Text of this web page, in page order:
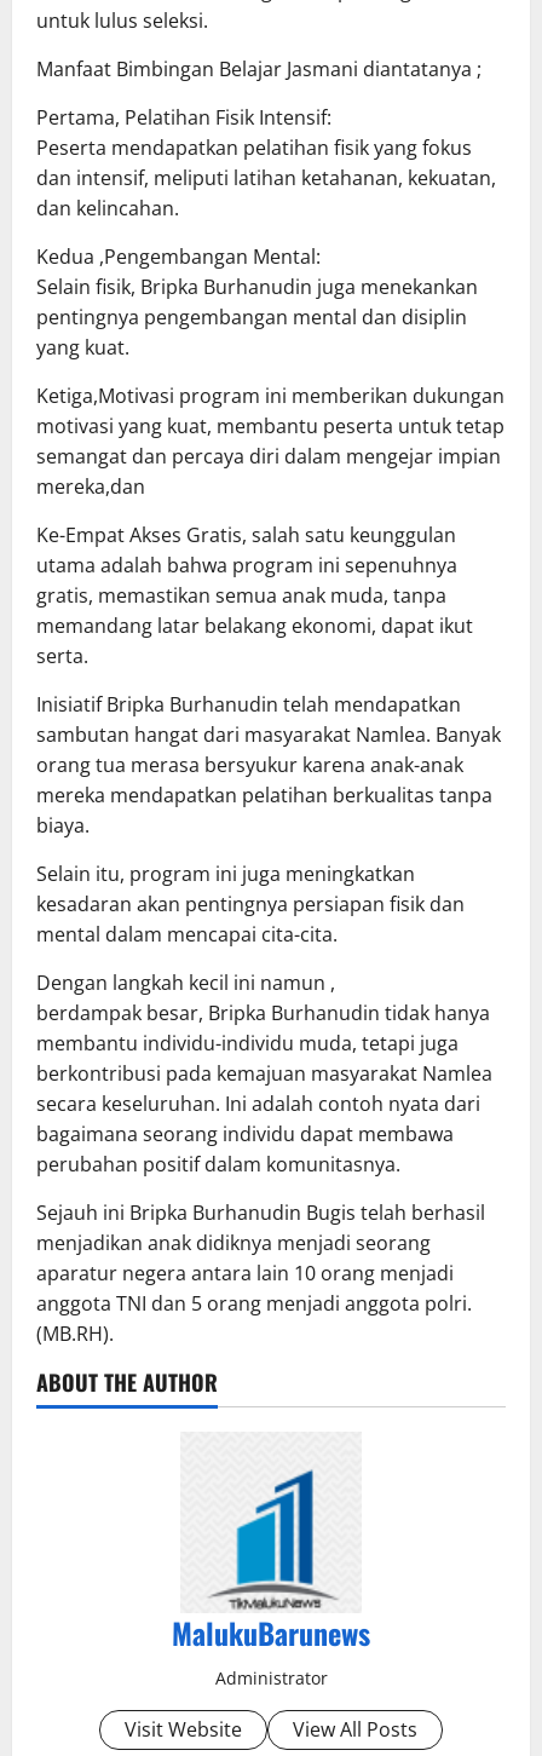
untuk lulus seleksi.
Manfaat Bimbingan Belajar Jasmani diantatanya ;
Pertama, Pelatihan Fisik Intensif:
Peserta mendapatkan pelatihan fisik yang fokus
dan intensif, meliputi latihan ketahanan, kekuatan,
dan kelincahan.
Kedua ,Pengembangan Mental:
Selain fisik, Bripka Burhanudin juga menekankan
pentingnya pengembangan mental dan disiplin
yang kuat.
Ketiga,Motivasi program ini memberikan dukungan
motivasi yang kuat, membantu peserta untuk tetap
semangat dan percaya diri dalam mengejar impian
mereka,dan
Ke-Empat Akses Gratis, salah satu keunggulan
utama adalah bahwa program ini sepenuhnya
gratis, memastikan semua anak muda, tanpa
memandang latar belakang ekonomi, dapat ikut
serta.
Inisiatif Bripka Burhanudin telah mendapatkan
sambutan hangat dari masyarakat Namlea. Banyak
orang tua merasa bersyukur karena anak-anak
mereka mendapatkan pelatihan berkualitas tanpa
biaya.
Selain itu, program ini juga meningkatkan
kesadaran akan pentingnya persiapan fisik dan
mental dalam mencapai cita-cita.
Dengan langkah kecil ini namun ,
berdampak besar, Bripka Burhanudin tidak hanya
membantu individu-individu muda, tetapi juga
berkontribusi pada kemajuan masyarakat Namlea
secara keseluruhan. Ini adalah contoh nyata dari
bagaimana seorang individu dapat membawa
perubahan positif dalam komunitasnya.
Sejauh ini Bripka Burhanudin Bugis telah berhasil
menjadikan anak didiknya menjadi seorang
aparatur negera antara lain 10 orang menjadi
anggota TNI dan 5 orang menjadi anggota polri.
(MB.RH).
ABOUT THE AUTHOR
MalukuBarunews
Administrator
Visit Website View All Posts